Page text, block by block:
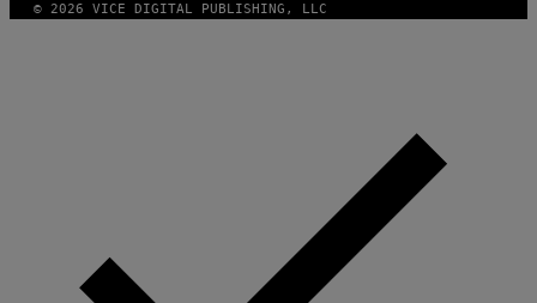
© 2026 VICE DIGITAL PUBLISHING, LLC